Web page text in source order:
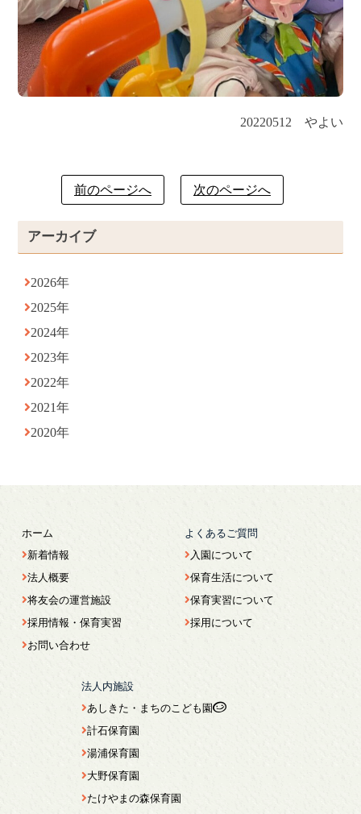
アーカイブ
2026年
2025年
2024年
2023年
2022年
2021年
2020年
20220512 やよい
前のページへ 次のページへ
ホーム
新着情報
法人概要
将友会の運営施設
採用情報・保育実習
お問い合わせ
よくあるご質問
入園について
保育生活について
保育実習について
採用について
法人内施設
あしきた・まちのこども園
計石保育園
湯浦保育園
大野保育園
たけやまの森保育園